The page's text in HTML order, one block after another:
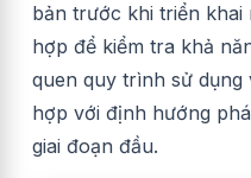
bản trước khi triển
hợp để kiểm tra khả
quen quy trình sử
hợp với định hướng
giai đoạn đầu.